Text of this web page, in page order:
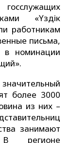
«Үздік
работникам
письма,
в номинации
более 3000
из них –
занимают
В регионе